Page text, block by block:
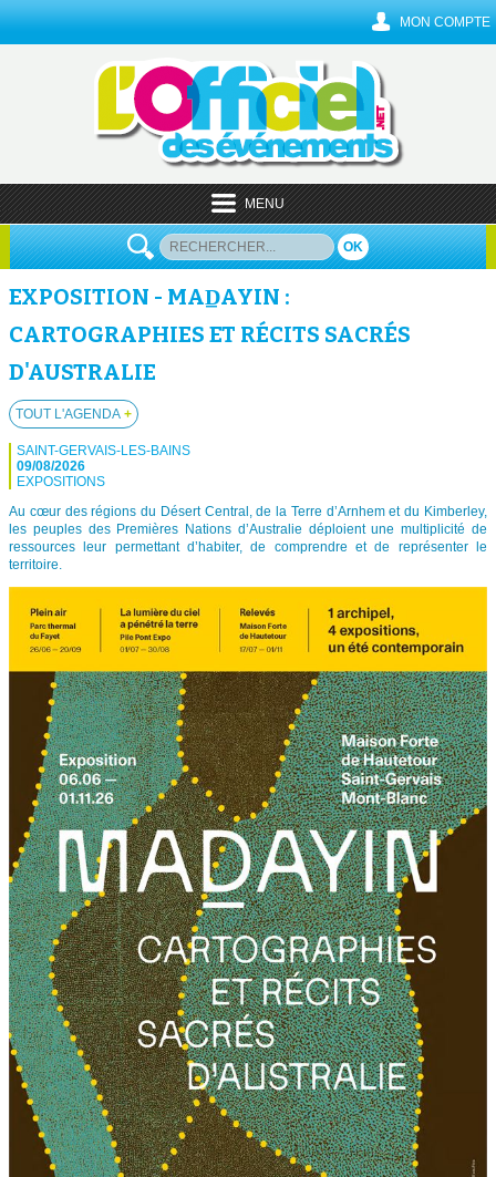
MON COMPTE
MENU
OK
EXPOSITION - MAD̲AYIN :
CARTOGRAPHIES ET RÉCITS SACRÉS
D'AUSTRALIE
TOUT L'AGENDA +
SAINT-GERVAIS-LES-BAINS
09/08/2026
EXPOSITIONS
Au cœur des régions du Désert Central, de la Terre d’Arnhem et du Kimberley,
les peuples des Premières Nations d’Australie déploient une multiplicité de
ressources leur permettant d’habiter, de comprendre et de représenter le
territoire.